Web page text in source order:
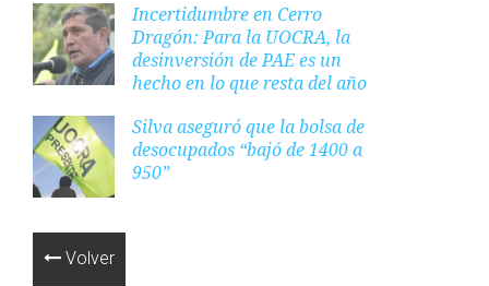
Incertidumbre en Cerro
Dragón: Para la UOCRA, la
desinversión de PAE es un
hecho en lo que resta del año
Silva aseguró que la bolsa de
desocupados “bajó de 1400 a
950”
Volver